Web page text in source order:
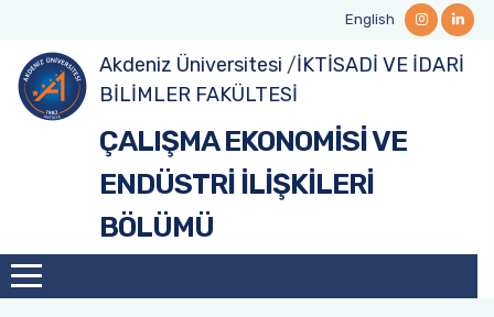
English
Akdeniz Üniversitesi /İKTİSADİ VE İDARİ
BİLİMLER FAKÜLTESİ
ÇALIŞMA EKONOMİSİ VE
ENDÜSTRİ İLİŞKİLERİ
BÖLÜMÜ
Hakkımızda
Bölüm Danışma Kurulu
Akademik Personel
İdari Personel
Lisans
Ders Programları
Sınav Programları
Öğrenci Danışmanları
Formlar
Lisansüstü
Yüksek Lisans
Lisansüstü Ders Programları
Lisansüstü Sınav Programları
Tezli Yüksek Lisans Formları
Doktora Formları
Erasmus+ ve Diğer Değişim Programları
Bölüm Koordinatörlüğü
Seminerler
Uluslararası Faaliyetler
Kariyer Geliştirme
TDP (Toplumsal Duyarlılık ve Katkı)